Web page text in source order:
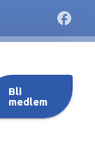
Bli
medlem